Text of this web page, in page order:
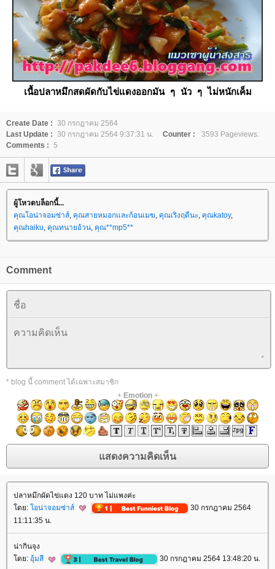
เนื้อปลาหมึกสดผัดกับไข่แดงออกมัน ๆ นัว ๆ ไม่หนักเค็ม
Create Date : 30 กรกฎาคม 2564
Last Update : 30 กรกฎาคม 2564 9:37:31 น. Counter :
3593 Pageviews.
Comments : 5
ผู้โหวตบล็อกนี้...
คุณโอน่าจอมซ่าส์, คุณสายหมอกและก้อนเมฆ, คุณเริงฤดีนะ, คุณkatoy,
คุณhaiku, คุณทนายอ้วน, คุณ**mp5**
Comment
* blog นี้ comment ได้เฉพาะสมาชิก
+ Emotion+
ปลาหมึกผัดไข่แดง 120 บาท ไม่แพงค่ะ
ดย: อน่าจอมซ่าส์
30 กรกฎาคม 2564
11:11:35 น.
น่ากินจุง
ดย: อุ้มสี 30 กรกฎาคม 2564 13:48:20 น.